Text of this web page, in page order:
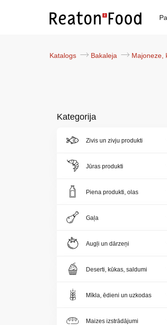
Katalogs Bakaleja Majoneze,
Kategorija
Zivis un zivju produkti
Jūras produkti
Piena produkti, olas
Gaļa
Augļi un dārzeņi
Deserti, kūkas, saldumi
Mīkla, ēdieni un uzkodas
Maizes izstrādājumi